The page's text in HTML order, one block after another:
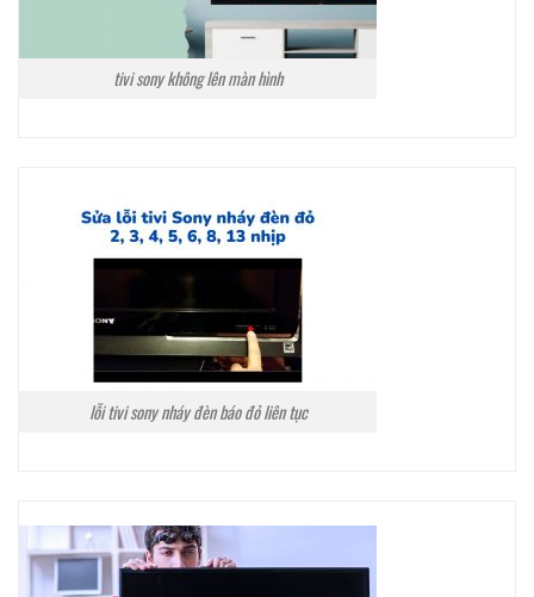
tivi sony không lên màn hình
lỗi tivi sony nháy đèn báo đỏ liên tục